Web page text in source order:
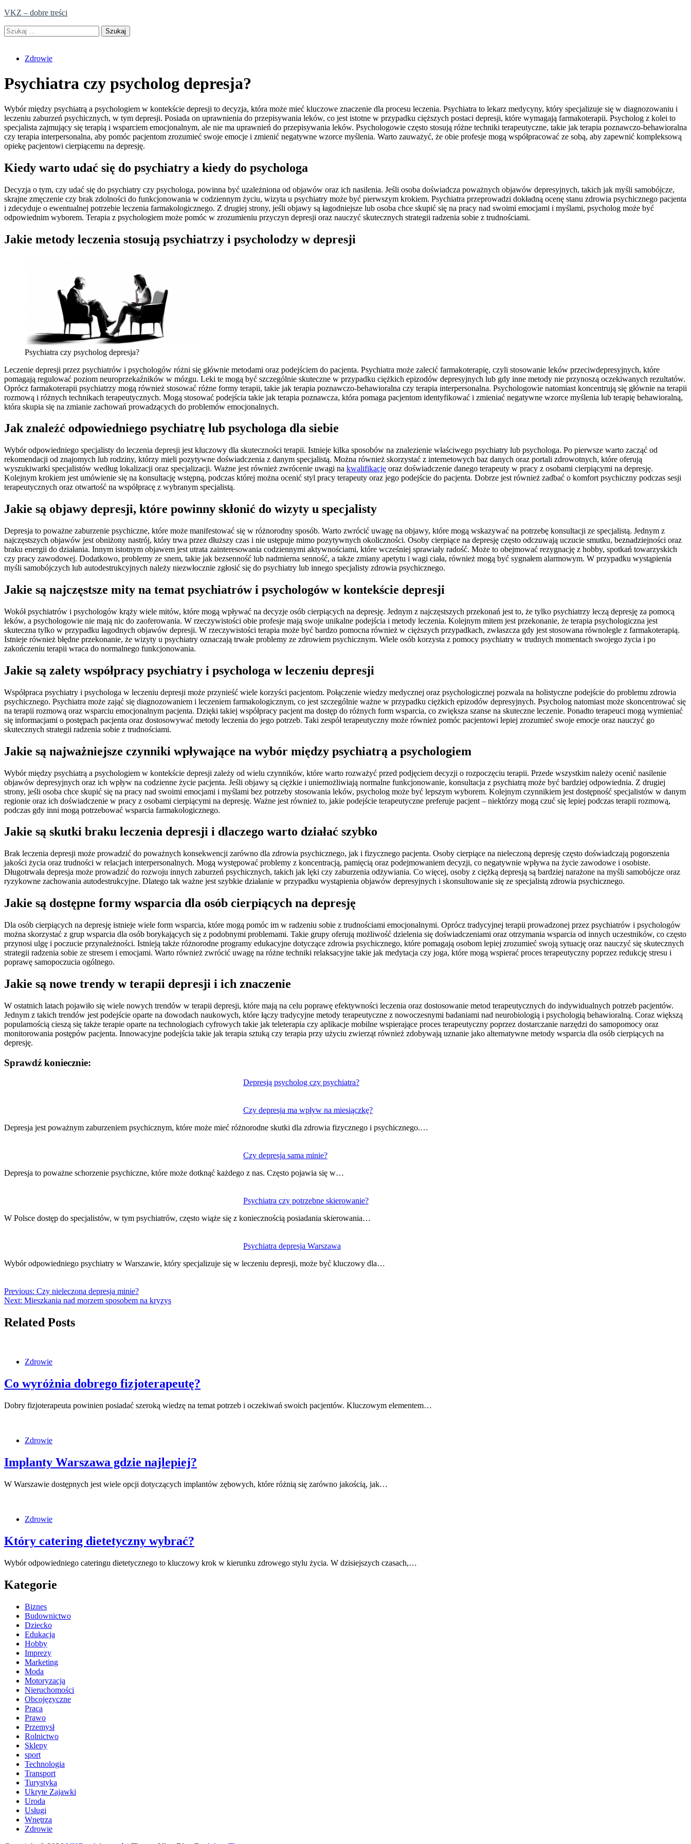
Skip
content
VKZ – dobre treści
Szukaj:
Zdrowie
Psychiatra czy psycholog depresja?
Wybór między psychiatrą a psychologiem w kontekście depresji to decyzja, która może mieć kluczowe znaczenie dla procesu leczenia. Psychiatra to lekarz medycyny, który specjalizuje się w diagnozowaniu i
leczeniu zaburzeń psychicznych, w tym depresji. Posiada on uprawnienia do przepisywania leków, co jest istotne w przypadku cięższych postaci depresji, które wymagają farmakoterapii. Psycholog z kolei to
specjalista zajmujący się terapią i wsparciem emocjonalnym, ale nie ma uprawnień do przepisywania leków. Psychologowie często stosują różne techniki terapeutyczne, takie jak terapia poznawczo-behawioralna
czy terapia interpersonalna, aby pomóc pacjentom zrozumieć swoje emocje i zmienić negatywne wzorce myślenia. Warto zauważyć, że obie profesje mogą współpracować ze sobą, aby zapewnić kompleksową
opiekę pacjentowi cierpiącemu na depresję.
Kiedy warto udać się do psychiatry a kiedy do psychologa
Decyzja o tym, czy udać się do psychiatry czy psychologa, powinna być uzależniona od objawów oraz ich nasilenia. Jeśli osoba doświadcza poważnych objawów depresyjnych, takich jak myśli samobójcze,
skrajne zmęczenie czy brak zdolności do funkcjonowania w codziennym życiu, wizyta u psychiatry może być pierwszym krokiem. Psychiatra przeprowadzi dokładną ocenę stanu zdrowia psychicznego pacjenta
i zdecyduje o ewentualnej potrzebie leczenia farmakologicznego. Z drugiej strony, jeśli objawy są łagodniejsze lub osoba chce skupić się na pracy nad swoimi emocjami i myślami, psycholog może być
odpowiednim wyborem. Terapia z psychologiem może pomóc w zrozumieniu przyczyn depresji oraz nauczyć skutecznych strategii radzenia sobie z trudnościami.
Jakie metody leczenia stosują psychiatrzy i psycholodzy w depresji
Psychiatra czy psycholog depresja?
Leczenie depresji przez psychiatrów i psychologów różni się głównie metodami oraz podejściem do pacjenta. Psychiatra może zalecić farmakoterapię, czyli stosowanie leków przeciwdepresyjnych, które
pomagają regulować poziom neuroprzekaźników w mózgu. Leki te mogą być szczególnie skuteczne w przypadku ciężkich epizodów depresyjnych lub gdy inne metody nie przynoszą oczekiwanych rezultatów.
Oprócz farmakoterapii psychiatrzy mogą również stosować różne formy terapii, takie jak terapia poznawczo-behawioralna czy terapia interpersonalna. Psychologowie natomiast koncentrują się głównie na terapii
rozmową i różnych technikach terapeutycznych. Mogą stosować podejścia takie jak terapia poznawcza, która pomaga pacjentom identyfikować i zmieniać negatywne wzorce myślenia lub terapię behawioralną,
która skupia się na zmianie zachowań prowadzących do problemów emocjonalnych.
Jak znaleźć odpowiedniego psychiatrę lub psychologa dla siebie
Wybór odpowiedniego specjalisty do leczenia depresji jest kluczowy dla skuteczności terapii. Istnieje kilka sposobów na znalezienie właściwego psychiatry lub psychologa. Po pierwsze warto zacząć od
rekomendacji od znajomych lub rodziny, którzy mieli pozytywne doświadczenia z danym specjalistą. Można również skorzystać z internetowych baz danych oraz portali zdrowotnych, które oferują
wyszukiwarki specjalistów według lokalizacji oraz specjalizacji. Ważne jest również zwrócenie uwagi na kwalifikacje oraz doświadczenie danego terapeuty w pracy z osobami cierpiącymi na depresję.
Kolejnym krokiem jest umówienie się na konsultację wstępną, podczas której można ocenić styl pracy terapeuty oraz jego podejście do pacjenta. Dobrze jest również zadbać o komfort psychiczny podczas sesji
terapeutycznych oraz otwartość na współpracę z wybranym specjalistą.
Jakie są objawy depresji, które powinny skłonić do wizyty u specjalisty
Depresja to poważne zaburzenie psychiczne, które może manifestować się w różnorodny sposób. Warto zwrócić uwagę na objawy, które mogą wskazywać na potrzebę konsultacji ze specjalistą. Jednym z
najczęstszych objawów jest obniżony nastrój, który trwa przez dłuższy czas i nie ustępuje mimo pozytywnych okoliczności. Osoby cierpiące na depresję często odczuwają uczucie smutku, beznadziejności oraz
braku energii do działania. Innym istotnym objawem jest utrata zainteresowania codziennymi aktywnościami, które wcześniej sprawiały radość. Może to obejmować rezygnację z hobby, spotkań towarzyskich
czy pracy zawodowej. Dodatkowo, problemy ze snem, takie jak bezsenność lub nadmierna senność, a także zmiany apetytu i wagi ciała, również mogą być sygnałem alarmowym. W przypadku wystąpienia
myśli samobójczych lub autodestrukcyjnych należy niezwłocznie zgłosić się do psychiatry lub innego specjalisty zdrowia psychicznego.
Jakie są najczęstsze mity na temat psychiatrów i psychologów w kontekście depresji
Wokół psychiatrów i psychologów krąży wiele mitów, które mogą wpływać na decyzje osób cierpiących na depresję. Jednym z najczęstszych przekonań jest to, że tylko psychiatrzy leczą depresję za pomocą
leków, a psychologowie nie mają nic do zaoferowania. W rzeczywistości obie profesje mają swoje unikalne podejścia i metody leczenia. Kolejnym mitem jest przekonanie, że terapia psychologiczna jest
skuteczna tylko w przypadku łagodnych objawów depresji. W rzeczywistości terapia może być bardzo pomocna również w cięższych przypadkach, zwłaszcza gdy jest stosowana równolegle z farmakoterapią.
Istnieje również błędne przekonanie, że wizyty u psychiatry oznaczają trwałe problemy ze zdrowiem psychicznym. Wiele osób korzysta z pomocy psychiatry w trudnych momentach swojego życia i po
zakończeniu terapii wraca do normalnego funkcjonowania.
Jakie są zalety współpracy psychiatry i psychologa w leczeniu depresji
Współpraca psychiatry i psychologa w leczeniu depresji może przynieść wiele korzyści pacjentom. Połączenie wiedzy medycznej oraz psychologicznej pozwala na holistyczne podejście do problemu zdrowia
psychicznego. Psychiatra może zająć się diagnozowaniem i leczeniem farmakologicznym, co jest szczególnie ważne w przypadku ciężkich epizodów depresyjnych. Psycholog natomiast może skoncentrować się
na terapii rozmową oraz wsparciu emocjonalnym pacjenta. Dzięki takiej współpracy pacjent ma dostęp do różnych form wsparcia, co zwiększa szanse na skuteczne leczenie. Ponadto terapeuci mogą wymieniać
się informacjami o postępach pacjenta oraz dostosowywać metody leczenia do jego potrzeb. Taki zespół terapeutyczny może również pomóc pacjentowi lepiej zrozumieć swoje emocje oraz nauczyć go
skutecznych strategii radzenia sobie z trudnościami.
Jakie są najważniejsze czynniki wpływające na wybór między psychiatrą a psychologiem
Wybór między psychiatrą a psychologiem w kontekście depresji zależy od wielu czynników, które warto rozważyć przed podjęciem decyzji o rozpoczęciu terapii. Przede wszystkim należy ocenić nasilenie
objawów depresyjnych oraz ich wpływ na codzienne życie pacjenta. Jeśli objawy są ciężkie i uniemożliwiają normalne funkcjonowanie, konsultacja z psychiatrą może być bardziej odpowiednia. Z drugiej
strony, jeśli osoba chce skupić się na pracy nad swoimi emocjami i myślami bez potrzeby stosowania leków, psycholog może być lepszym wyborem. Kolejnym czynnikiem jest dostępność specjalistów w danym
regionie oraz ich doświadczenie w pracy z osobami cierpiącymi na depresję. Ważne jest również to, jakie podejście terapeutyczne preferuje pacjent – niektórzy mogą czuć się lepiej podczas terapii rozmową,
podczas gdy inni mogą potrzebować wsparcia farmakologicznego.
Jakie są skutki braku leczenia depresji i dlaczego warto działać szybko
Brak leczenia depresji może prowadzić do poważnych konsekwencji zarówno dla zdrowia psychicznego, jak i fizycznego pacjenta. Osoby cierpiące na nieleczoną depresję często doświadczają pogorszenia
jakości życia oraz trudności w relacjach interpersonalnych. Mogą występować problemy z koncentracją, pamięcią oraz podejmowaniem decyzji, co negatywnie wpływa na życie zawodowe i osobiste.
Długotrwała depresja może prowadzić do rozwoju innych zaburzeń psychicznych, takich jak lęki czy zaburzenia odżywiania. Co więcej, osoby z ciężką depresją są bardziej narażone na myśli samobójcze oraz
ryzykowne zachowania autodestrukcyjne. Dlatego tak ważne jest szybkie działanie w przypadku wystąpienia objawów depresyjnych i skonsultowanie się ze specjalistą zdrowia psychicznego.
Jakie są dostępne formy wsparcia dla osób cierpiących na depresję
Dla osób cierpiących na depresję istnieje wiele form wsparcia, które mogą pomóc im w radzeniu sobie z trudnościami emocjonalnymi. Oprócz tradycyjnej terapii prowadzonej przez psychiatrów i psychologów
można skorzystać z grup wsparcia dla osób borykających się z podobnymi problemami. Takie grupy oferują możliwość dzielenia się doświadczeniami oraz otrzymania wsparcia od innych uczestników, co często
przynosi ulgę i poczucie przynależności. Istnieją także różnorodne programy edukacyjne dotyczące zdrowia psychicznego, które pomagają osobom lepiej zrozumieć swoją sytuację oraz nauczyć się skutecznych
strategii radzenia sobie ze stresem i emocjami. Warto również zwrócić uwagę na różne techniki relaksacyjne takie jak medytacja czy joga, które mogą wspierać proces terapeutyczny poprzez redukcję stresu i
poprawę samopoczucia ogólnego.
Jakie są nowe trendy w terapii depresji i ich znaczenie
W ostatnich latach pojawiło się wiele nowych trendów w terapii depresji, które mają na celu poprawę efektywności leczenia oraz dostosowanie metod terapeutycznych do indywidualnych potrzeb pacjentów.
Jednym z takich trendów jest podejście oparte na dowodach naukowych, które łączy tradycyjne metody terapeutyczne z nowoczesnymi badaniami nad neurobiologią i psychologią behawioralną. Coraz większą
popularnością cieszą się także terapie oparte na technologiach cyfrowych takie jak teleterapia czy aplikacje mobilne wspierające proces terapeutyczny poprzez dostarczanie narzędzi do samopomocy oraz
monitorowania postępów pacjenta. Innowacyjne podejścia takie jak terapia sztuką czy terapia przy użyciu zwierząt również zdobywają uznanie jako alternatywne metody wsparcia dla osób cierpiących na
depresję.
Sprawdź koniecznie:
Depresją psycholog czy psychiatra?
Czy depresja ma wpływ na miesiączkę?
Depresja jest poważnym zaburzeniem psychicznym, które może mieć różnorodne skutki dla zdrowia fizycznego i psychicznego.…
Czy depresja sama minie?
Depresja to poważne schorzenie psychiczne, które może dotknąć każdego z nas. Często pojawia się w…
Psychiatra czy potrzebne skierowanie?
W Polsce dostęp do specjalistów, w tym psychiatrów, często wiąże się z koniecznością posiadania skierowania…
Psychiatra depresja Warszawa
Wybór odpowiedniego psychiatry w Warszawie, który specjalizuje się w leczeniu depresji, może być kluczowy dla…
Previous: Czy nieleczona depresja minie?
Next: Mieszkania nad morzem sposobem na kryzys
Related Posts
Zdrowie
Co wyróżnia dobrego fizjoterapeutę?
Dobry fizjoterapeuta powinien posiadać szeroką wiedzę na temat potrzeb i oczekiwań swoich pacjentów. Kluczowym elementem…
Zdrowie
Implanty Warszawa gdzie najlepiej?
W Warszawie dostępnych jest wiele opcji dotyczących implantów zębowych, które różnią się zarówno jakością, jak…
Zdrowie
Który catering dietetyczny wybrać?
Wybór odpowiedniego cateringu dietetycznego to kluczowy krok w kierunku zdrowego stylu życia. W dzisiejszych czasach,…
Kategorie
Biznes
Budownictwo
Dziecko
Edukacja
Hobby
Imprezy
Marketing
Moda
Motoryzacja
Nieruchomości
Obcojęzyczne
Praca
Prawo
Przemysł
Rolnictwo
Sklepy
sport
Technologia
Transport
Turystyka
Ukryte Zajawki
Uroda
Usługi
Wnętrza
Zdrowie